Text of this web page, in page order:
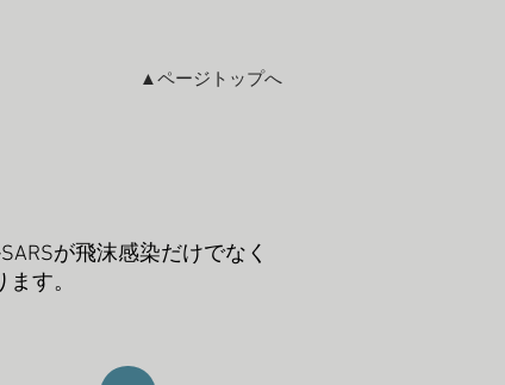
▲ページトップへ
が飛沫感染だけでなく
す。